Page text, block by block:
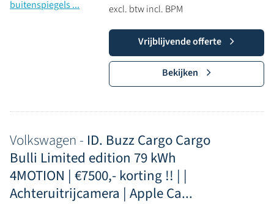
excl. btw incl. BPM
Vrijblijvende offerte
Bekijken
Volkswagen - ID. Buzz Cargo Cargo
Bulli Limited edition 79 kWh
4MOTION | €7500,- korting !! | |
Achteruitrijcamera | Apple Ca...